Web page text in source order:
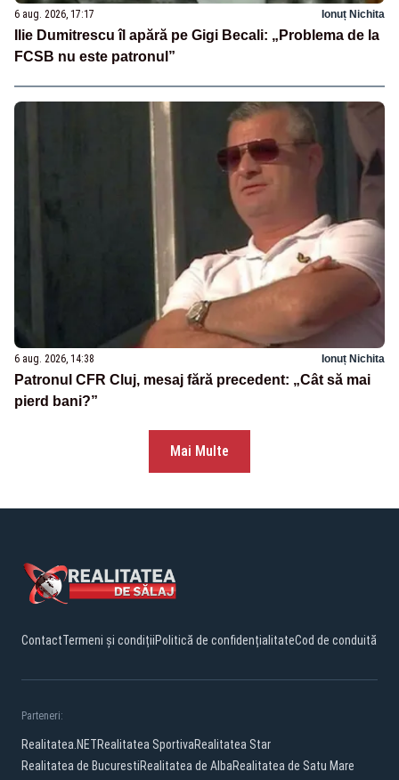
6 aug. 2026, 17:17 Ionuț Nichita
Ilie Dumitrescu îl apără pe Gigi Becali: „Problema de la
FCSB nu este patronul”
6 aug. 2026, 14:38 Ionuț Nichita
Patronul CFR Cluj, mesaj fără precedent: „Cât să mai
pierd bani?”
Mai Multe
ContactTermeni și condițiiPolitică de confidențialitateCod de conduită
Parteneri:
Realitatea.NETRealitatea SportivaRealitatea Star
Realitatea de BucurestiRealitatea de AlbaRealitatea de Satu Mare